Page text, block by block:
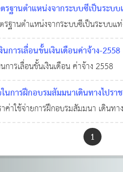
รฐานตำแหน่งจากระบบซีเป็นระบ
รฐานตำแหน่งจากระบบซีเป็นระบบแ
นการเลื่อนขั้นเงินเดือนค่าจ้าง-2558
การเลื่อนขั้นเงินเดือน ค่าจ้าง 2558
นการฝึกอบรมสัมมนาเดินทางไปรา
าใช้จ่ายการฝึกอบรมสัมมนา เดินท
1